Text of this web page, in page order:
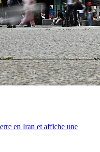
en Iran et affiche une